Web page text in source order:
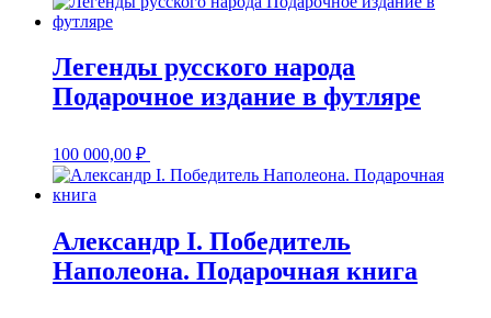
Легенды русского народа
Подарочное издание в футляре
100 000,00 ₽
Александр I. Победитель
Наполеона. Подарочная книга